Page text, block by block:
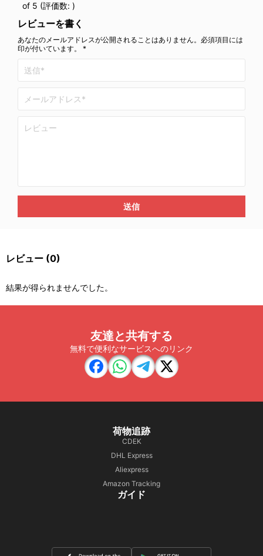
of 5 (評価数: )
レビューを書く
あなたのメールアドレスが公開されることはありません。必須項目には
印が付いています。 *
送信
レビュー (0)
結果が得られませんでした。
友達と共有する
無料で便利なサービスへのリンク
荷物追跡
CDEK
DHL Express
Aliexpress
Amazon Tracking
ガイド